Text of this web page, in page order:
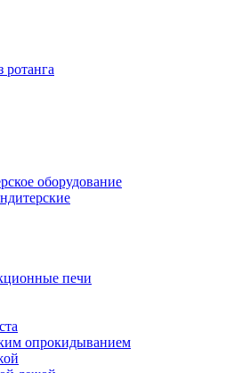
ротанга
оборудование
печи
опрокидыванием